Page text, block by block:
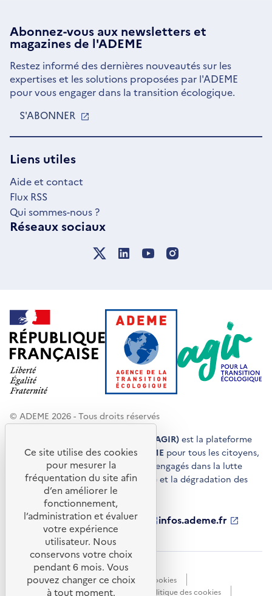
Abonnez-vous aux newsletterset
magazines de l'ADEME
Restez informé des dernières nouveautés sur les
expertises et les solutions proposées par l'ADEME
pour vous engager dans la transition écologique.
S'ABONNER
UNE
Liens utiles
Aide et contact
Flux RSS
Qui sommes-nous ?
Réseaux sociaux
© ADEME 2026 - Tous droits réservés
Agir pour la transition écologique (AGIR) est la plateforme
de conseils et de services de l'ADEME pour tous les citoyens,
acteurs économiques et territoires engagés dans la lutte
contre le réchauffement climatique et la dégradation des
ressources.
ademe.fr
S'ouvre
nouvelle
fenêtre
librairie.ademe.fr
S'ouvre
dans
une
nouvelle
fenêtre
infos.ademe.fr
S'ouvre
nouvelle
ademe.fr/presse
S'ouvre
nouvelle
fenêtre
Accessibilité : non conforme
Données personnelles
Gestion des cookies
Mentions légales
Plan du site Politique des cookies
Ce site utilise des cookies
pour mesurer la
fréquentation du site afin
d’en améliorer le
fonctionnement,
l’administration et évaluer
votre expérience
utilisateur. Nous
conservons votre choix
pendant 6 mois. Vous
pouvez changer ce choix
à tout moment.